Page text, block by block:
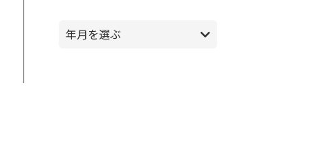
年月を選ぶ